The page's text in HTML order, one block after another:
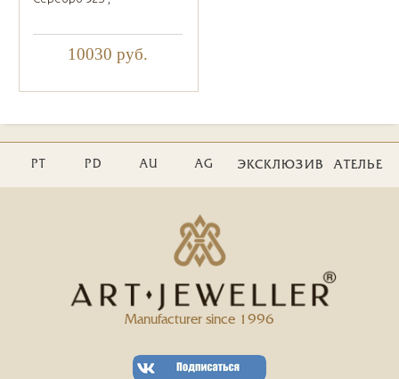
10030 руб.
PT PD AU AG ЭКСКЛЮЗИВ АТЕЛЬЕ
Manufacturer since 1996